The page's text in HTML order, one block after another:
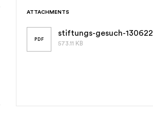
ATTACHMENTS
PDF
stiftungs-gesuch-130622
573.11 KB